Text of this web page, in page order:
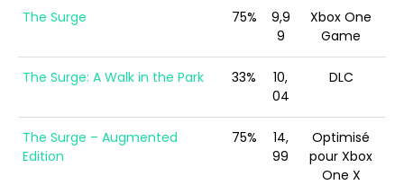
The Surge 75%
9,9
9
Xbox One
Game
The Surge: A Walk in the Park 33%
10,
04
DLC
The Surge – Augmented
Edition
75%
14,
99
Optimisé
pour Xbox
One X